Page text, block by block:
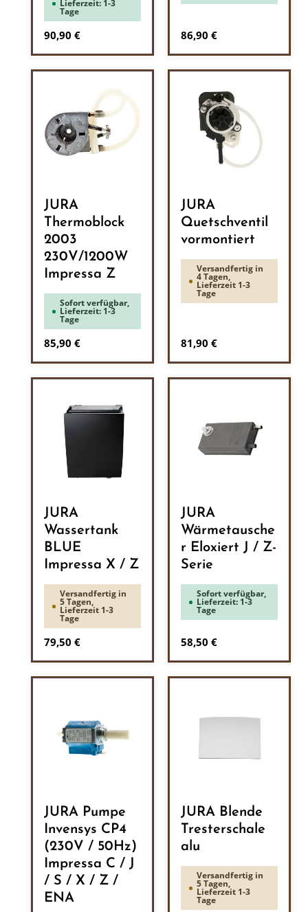
Lieferzeit: 1-3
Tage
Regulärer Preis:
90,90 € Regulärer Preis:
86,90 €
JURA
Thermoblock
2003
230V/1200W
Impressa Z
Sofort verfügbar,
Lieferzeit: 1-3
Tage
Regulärer Preis:
85,90 €
JURA
Quetschventil
vormontiert
Versandfertig in
4 Tagen,
Lieferzeit 1-3
Tage
Regulärer Preis:
81,90 €
JURA
Wassertank
BLUE
Impressa X / Z
Versandfertig in
5 Tagen,
Lieferzeit 1-3
Tage
Regulärer Preis:
79,50 €
JURA
Wärmetausche
r Eloxiert J / Z-
Serie
Sofort verfügbar,
Lieferzeit: 1-3
Tage
Regulärer Preis:
58,50 €
JURA Pumpe
Invensys CP4
(230V / 50Hz)
Impressa C / J
/ S / X / Z /
ENA
JURA Blende
Tresterschale
alu
Versandfertig in
5 Tagen,
Lieferzeit 1-3
Tage